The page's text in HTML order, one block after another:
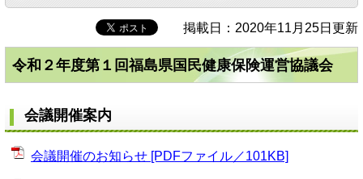
掲載日：2020年11月25日更新
令和２年度第１回福島県国民健康保険運営協議会
会議開催案内
会議開催のお知らせ [PDFファイル／101KB]